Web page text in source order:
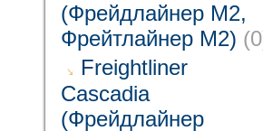
(Фрейдлайнер M2,
Фрейтлайнер M2)
Freightliner
Cascadia
(Фрейдлайнер